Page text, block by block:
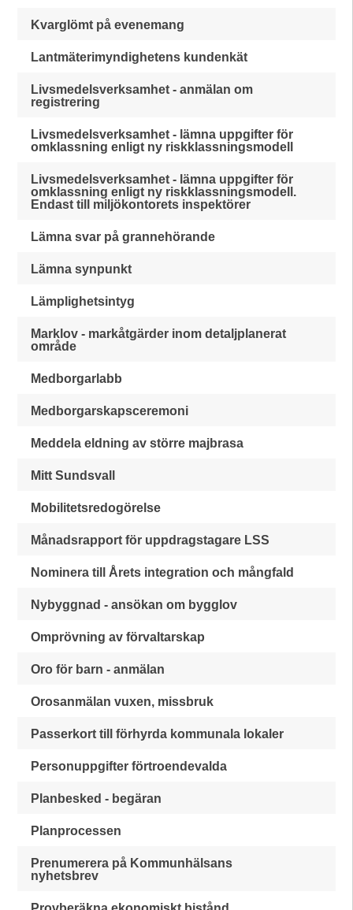
Kvarglömt på evenemang
Lantmäterimyndighetens kundenkät
Livsmedelsverksamhet - anmälan om
registrering
Livsmedelsverksamhet - lämna uppgifter för
omklassning enligt ny riskklassningsmodell
Livsmedelsverksamhet - lämna uppgifter för
omklassning enligt ny riskklassningsmodell.
Endast till miljökontorets inspektörer
Lämna svar på grannehörande
Lämna synpunkt
Lämplighetsintyg
Marklov - markåtgärder inom detaljplanerat
område
Medborgarlabb
Medborgarskapsceremoni
Meddela eldning av större majbrasa
Mitt Sundsvall
Mobilitetsredogörelse
Månadsrapport för uppdragstagare LSS
Nominera till Årets integration och mångfald
Nybyggnad - ansökan om bygglov
Omprövning av förvaltarskap
Oro för barn - anmälan
Orosanmälan vuxen, missbruk
Passerkort till förhyrda kommunala lokaler
Personuppgifter förtroendevalda
Planbesked - begäran
Planprocessen
Prenumerera på Kommunhälsans
nyhetsbrev